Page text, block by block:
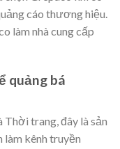
cáo thương hiệu.
làm nhà cung cấp
quảng bá
Thời trang, đây là sản
làm kênh truyền